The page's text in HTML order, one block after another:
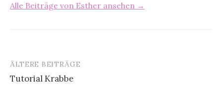
Alle Beiträge von Esther ansehen →
ÄLTERE BEITRÄGE
Tutorial Krabbe